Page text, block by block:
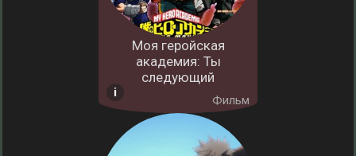
Моя геройская
академия: Ты
следующий
Фильм